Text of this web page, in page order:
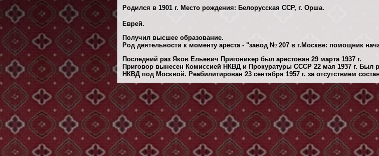
Родился в 1901 г. Место рождения: Белорусская ССР, г. Орша.
Еврей.
Получил высшее образование.
Род деятельности к моменту ареста - "завод № 207 в г.Москве: помощник
Последний раз Яков Ельевич Пригоникер был арестован 29 марта 1937 г.
Приговор вынесен Комиссией НКВД и Прокуратуры СССР 22 мая 1937 г. Был
НКВД под Москвой. Реабилитирован 23 сентября 1957 г. за отсутствием